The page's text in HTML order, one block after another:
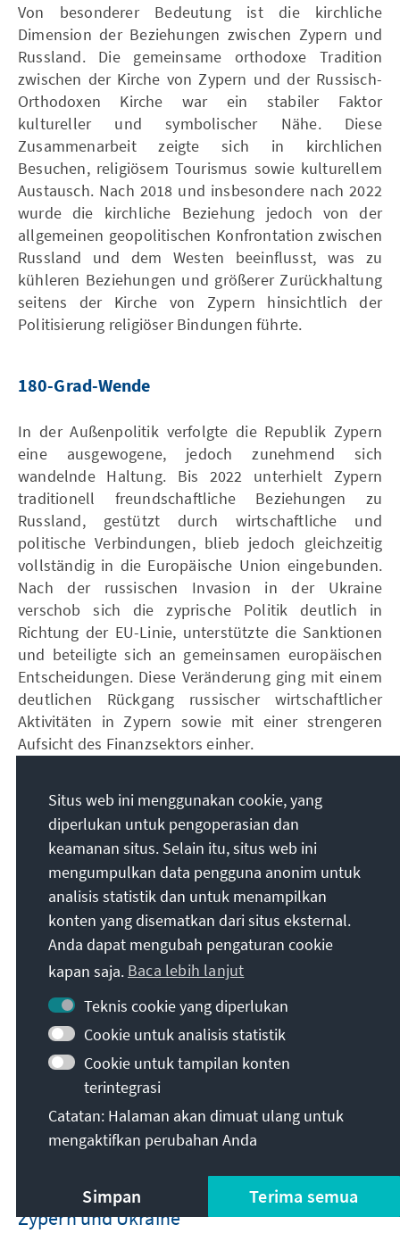
Von besonderer Bedeutung ist die kirchliche
Dimension der Beziehungen zwischen Zypern und
Russland. Die gemeinsame orthodoxe Tradition
zwischen der Kirche von Zypern und der Russisch-
Orthodoxen Kirche war ein stabiler Faktor
kultureller und symbolischer Nähe. Diese
Zusammenarbeit zeigte sich in kirchlichen
Besuchen, religiösem Tourismus sowie kulturellem
Austausch. Nach 2018 und insbesondere nach 2022
wurde die kirchliche Beziehung jedoch von der
allgemeinen geopolitischen Konfrontation zwischen
Russland und dem Westen beeinflusst, was zu
kühleren Beziehungen und größerer Zurückhaltung
seitens der Kirche von Zypern hinsichtlich der
Politisierung religiöser Bindungen führte.
180-Grad-Wende
In der Außenpolitik verfolgte die Republik Zypern
eine ausgewogene, jedoch zunehmend sich
wandelnde Haltung. Bis 2022 unterhielt Zypern
traditionell freundschaftliche Beziehungen zu
Russland, gestützt durch wirtschaftliche und
politische Verbindungen, blieb jedoch gleichzeitig
vollständig in die Europäische Union eingebunden.
Nach der russischen Invasion in der Ukraine
verschob sich die zyprische Politik deutlich in
Richtung der EU-Linie, unterstützte die Sanktionen
und beteiligte sich an gemeinsamen europäischen
Entscheidungen. Diese Veränderung ging mit einem
deutlichen Rückgang russischer wirtschaftlicher
Aktivitäten in Zypern sowie mit einer strengeren
Aufsicht des Finanzsektors einher.
Einfluss in Zypern weiterhin vorhanden, jedoch im
Vergleich zur Vergangenheit erheblich
eingeschränkt. Das wirtschaftliche Gewicht hat
aufgrund von Sanktionen und Bankbeschränkungen
deutlich abgenommen, während der politische
Einfluss durch die Angleichung Zyperns an die
europäische Politik gegenüber Russland geschwächt
wurde. Soziale und kulturelle Elemente der
russischen Präsenz bestehen jedoch weiterhin fort,
insbesondere durch die russischsprachige
Gemeinschaft auf der Insel. Das Gesamtbild zeigt
einen Übergang von einer Phase intensiver
wirtschaftlicher Verflechtung und starker russischer
Präsenz zu einer neuen Phase der Entkopplung und
Neuorientierung hin zum Westen, jedoch ohne
vollständiges Verschwinden der historischen
Bindungen.
Zypern und Ukraine
Situs web ini menggunakan cookie, yang
diperlukan untuk pengoperasian dan
keamanan situs. Selain itu, situs web ini
mengumpulkan data pengguna anonim untuk
analisis statistik dan untuk menampilkan
konten yang disematkan dari situs eksternal.
Anda dapat mengubah pengaturan cookie
kapan saja. Baca lebih lanjut
Teknis cookie yang diperlukan
Cookie untuk analisis statistik
Cookie untuk tampilan konten
terintegrasi
Catatan: Halaman akan dimuat ulang untuk
mengaktifkan perubahan Anda
Simpan Terima semua